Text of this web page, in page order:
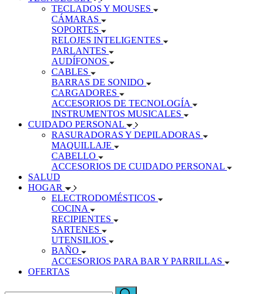
TECLADOS Y MOUSES
CÁMARAS
SOPORTES
RELOJES INTELIGENTES
PARLANTES
AUDÍFONOS
CABLES
BARRAS DE SONIDO
CARGADORES
ACCESORIOS DE TECNOLOGÍA
INSTRUMENTOS MUSICALES
CUIDADO PERSONAL
RASURADORAS Y DEPILADORAS
MAQUILLAJE
CABELLO
ACCESORIOS DE CUIDADO PERSONAL
SALUD
HOGAR
ELECTRODOMÉSTICOS
COCINA
RECIPIENTES
SARTENES
UTENSILIOS
BAÑO
ACCESORIOS PARA BAR Y PARRILLAS
OFERTAS